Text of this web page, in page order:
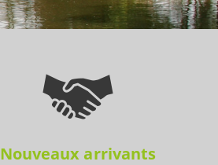
Nouveaux arrivants